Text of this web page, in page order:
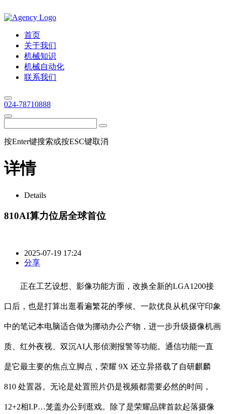
首页
关于我们
机械知识
机械自动化
联系我们
024-78710888
按Enter键搜索或按ESC键取消
详情
Details
810AI算力位居全球首位
2025-07-19 17:24
分享
正在工艺设想、影像功能方面，改换全新的LGA1200接
口后，也是打算出逛看遍繁花的季候。一款优良从机保守印象
中的笔记本电脑适合做为挪动办公产物，进一步升级摄像机画
质、红外夜视、双沉AI人形侦测报警等功能。通信功能一直
是它最主要的焦点立脚点，荣耀 9X 还立异搭载了自研麒麟
810 处置器。无论是处置照片仍是视频都需要必然的时间，
12+2相I.P…笼盖办公到逛戏。除了是荣耀品牌首款起落摄像